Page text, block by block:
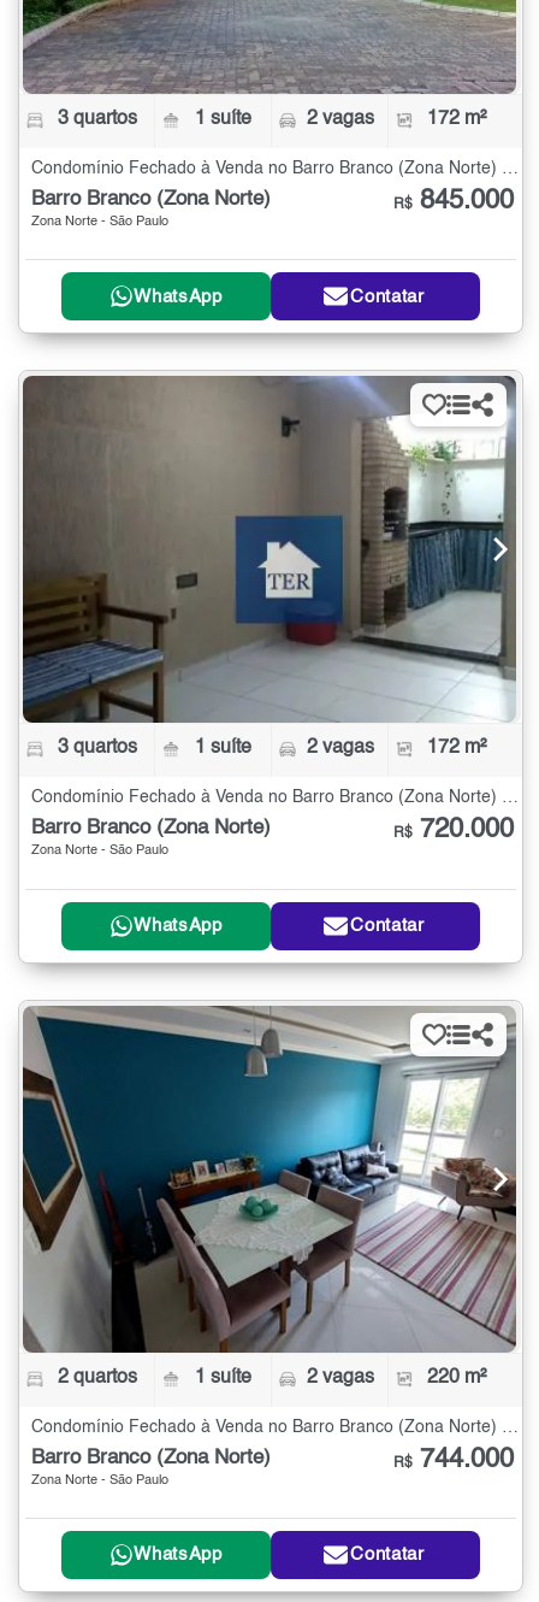
3 quartos 1 suíte 2 vagas 172 m²
Condomínio Fechado à Venda no Barro Branco (Zona Norte) com 3 quartos - 172 m²
Barro Branco (Zona Norte)
Zona Norte - São Paulo
R$ 845.000
WhatsApp Contatar
3 quartos 1 suíte 2 vagas 172 m²
Condomínio Fechado à Venda no Barro Branco (Zona Norte) com 3 quartos - 172 m²
Barro Branco (Zona Norte)
Zona Norte - São Paulo
R$ 720.000
WhatsApp Contatar
2 quartos 1 suíte 2 vagas 220 m²
Barro Branco (Zona Norte)
Zona Norte - São Paulo
R$ 744.000
WhatsApp Contatar